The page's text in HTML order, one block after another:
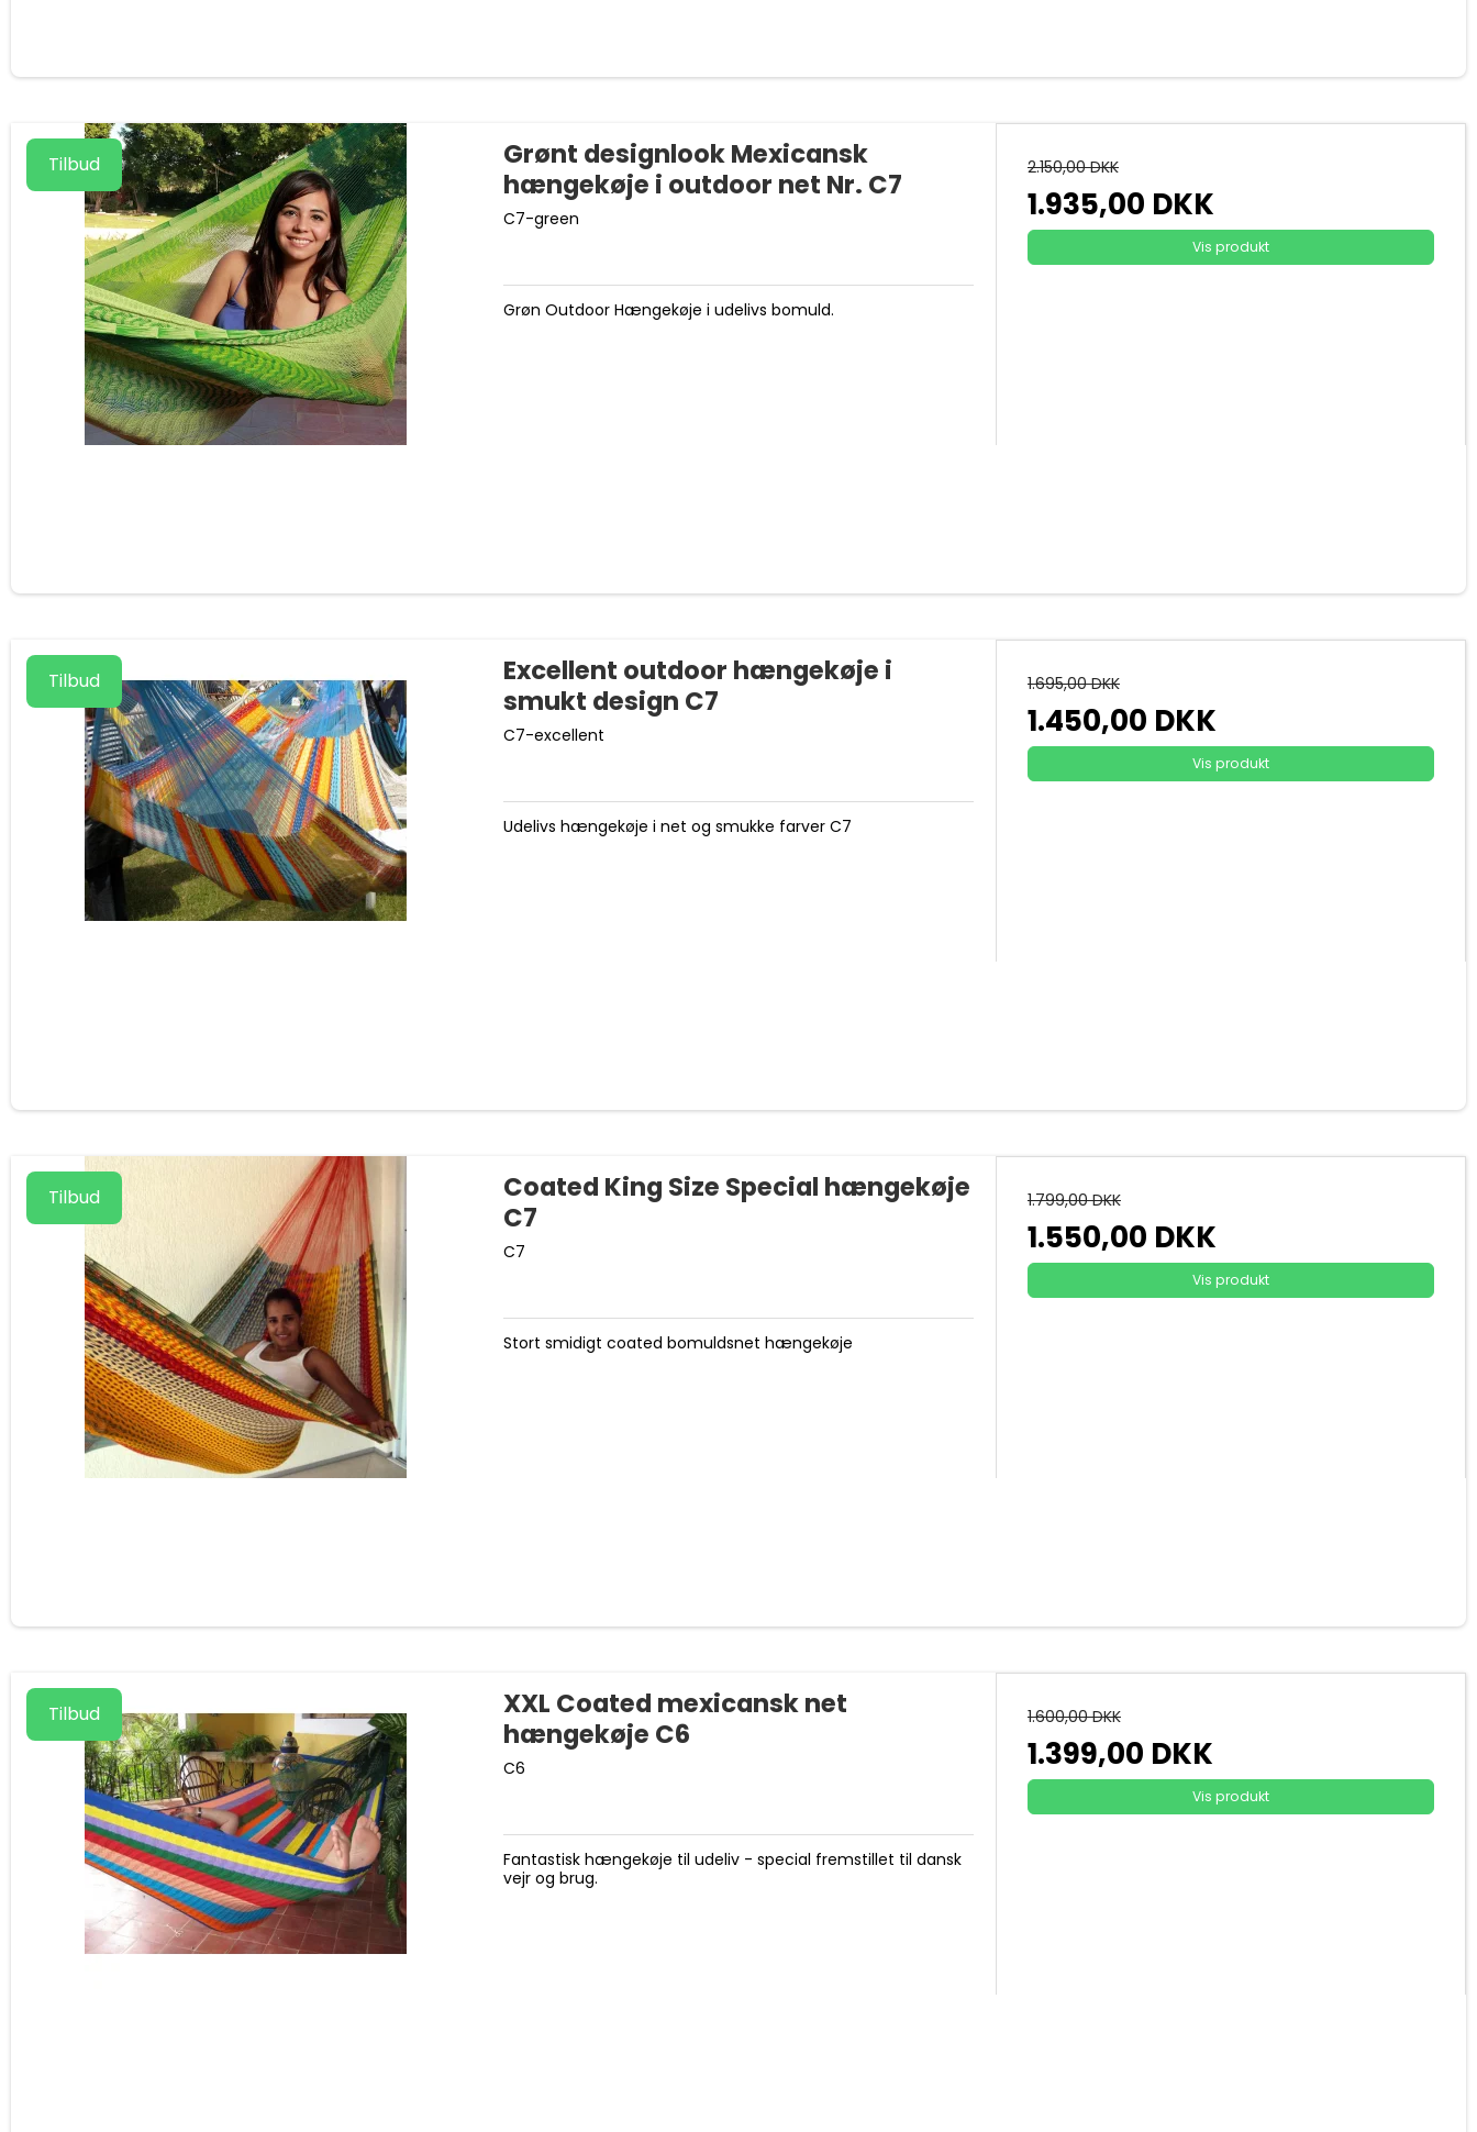
Tilbud
Grønt designlook Mexicansk
hængekøje i outdoor net Nr. C7
C7-green
Grøn Outdoor Hængekøje i udelivs bomuld.
2.150,00 DKK
1.935,00 DKK
Vis produkt
Tilbud
Excellent outdoor hængekøje i
smukt design C7
C7-excellent
Udelivs hængekøje i net og smukke farver C7
1.695,00 DKK
1.450,00 DKK
Vis produkt
Tilbud
Coated King Size Special hængekøje
C7
C7
Stort smidigt coated bomuldsnet hængekøje
1.799,00 DKK
1.550,00 DKK
Vis produkt
Tilbud
XXL Coated mexicansk net
hængekøje C6
C6
Fantastisk hængekøje til udeliv - special fremstillet til dansk
vejr og brug.
1.600,00 DKK
1.399,00 DKK
Vis produkt